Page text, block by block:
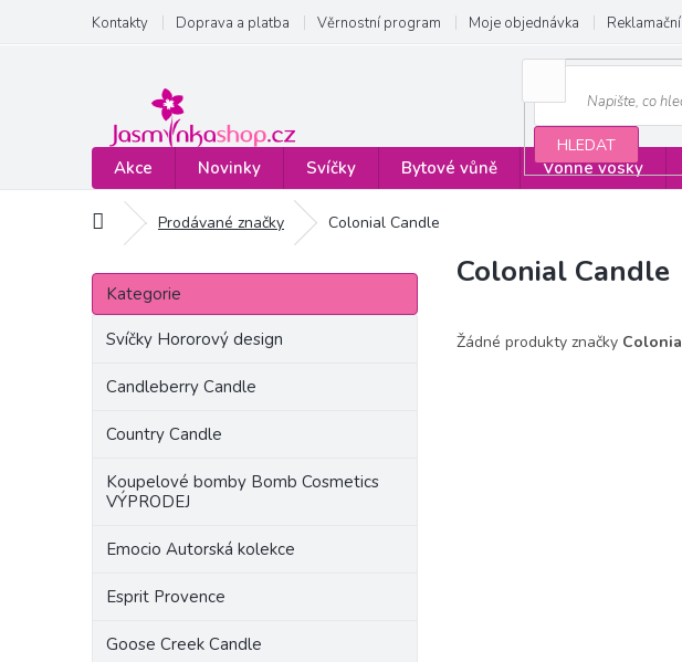
obsah
Kontakty Doprava a platba Věrnostní program Moje objednávka
HLEDAT
Akce Novinky Svíčky Bytové vůně Vonné vosky
Domů Prodávané značky Colonial Candle
P
s
Přeskočit
kategorie
Kategorie
Svíčky Hororový design
Candleberry Candle
Country Candle
Koupelové bomby Bomb Cosmetics
VÝPRODEJ
Emocio Autorská kolekce
Esprit Provence
Goose Creek Candle
Colonial Candle
Žádné produkty značky